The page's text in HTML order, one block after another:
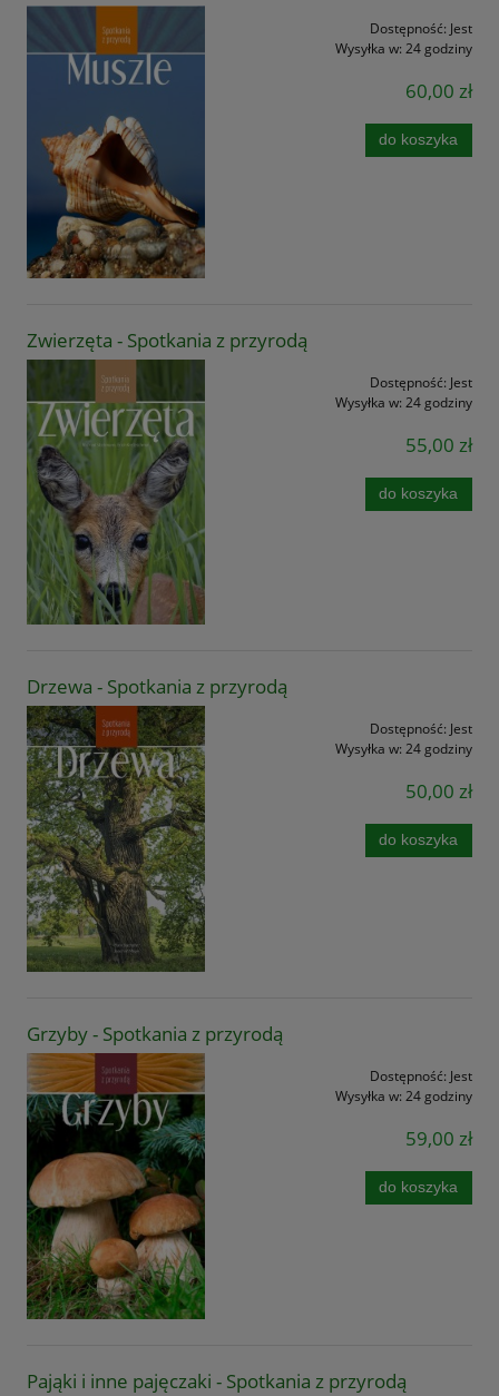
Dostępność: Jest
Wysyłka w: 24 godziny
60,00 zł
do koszyka
Zwierzęta - Spotkania z przyrodą
Dostępność: Jest
Wysyłka w: 24 godziny
55,00 zł
do koszyka
Drzewa - Spotkania z przyrodą
Dostępność: Jest
Wysyłka w: 24 godziny
50,00 zł
do koszyka
Grzyby - Spotkania z przyrodą
Dostępność: Jest
Wysyłka w: 24 godziny
59,00 zł
do koszyka
Pająki i inne pajęczaki - Spotkania z przyrodą